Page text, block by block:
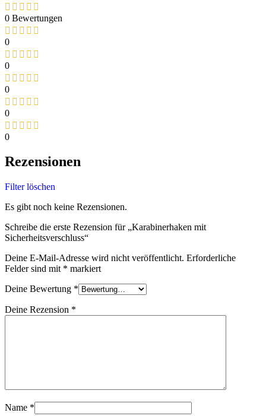
0 Bewertungen
0
0
0
0
0
Rezensionen
Filter löschen
Es gibt noch keine Rezensionen.
Schreibe die erste Rezension für „Karabinerhaken mit
Sicherheitsverschluss“
Deine E-Mail-Adresse wird nicht veröffentlicht. Erforderliche
Felder sind mit * markiert
Deine Bewertung *
Deine Rezension *
Name *